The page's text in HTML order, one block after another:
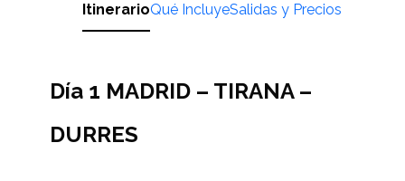
ItinerarioQué IncluyeSalidas y Precios
Día 1 MADRID – TIRANA –
DURRES